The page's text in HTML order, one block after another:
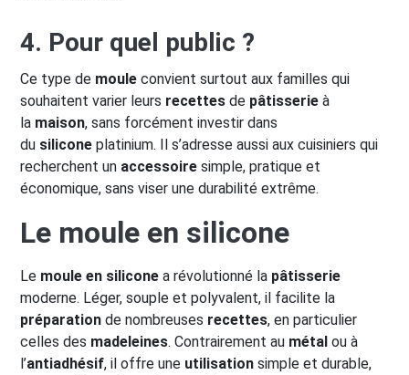
4. Pour quel public ?
Ce type de moule convient surtout aux familles qui
souhaitent varier leurs recettes de pâtisserie à
la maison, sans forcément investir dans
du silicone platinium. Il s’adresse aussi aux cuisiniers qui
recherchent un accessoire simple, pratique et
économique, sans viser une durabilité extrême.
Le moule en silicone
Le moule en silicone a révolutionné la pâtisserie
moderne. Léger, souple et polyvalent, il facilite la
préparation de nombreuses recettes, en particulier
celles des madeleines. Contrairement au métal ou à
l’antiadhésif, il offre une utilisation simple et durable,